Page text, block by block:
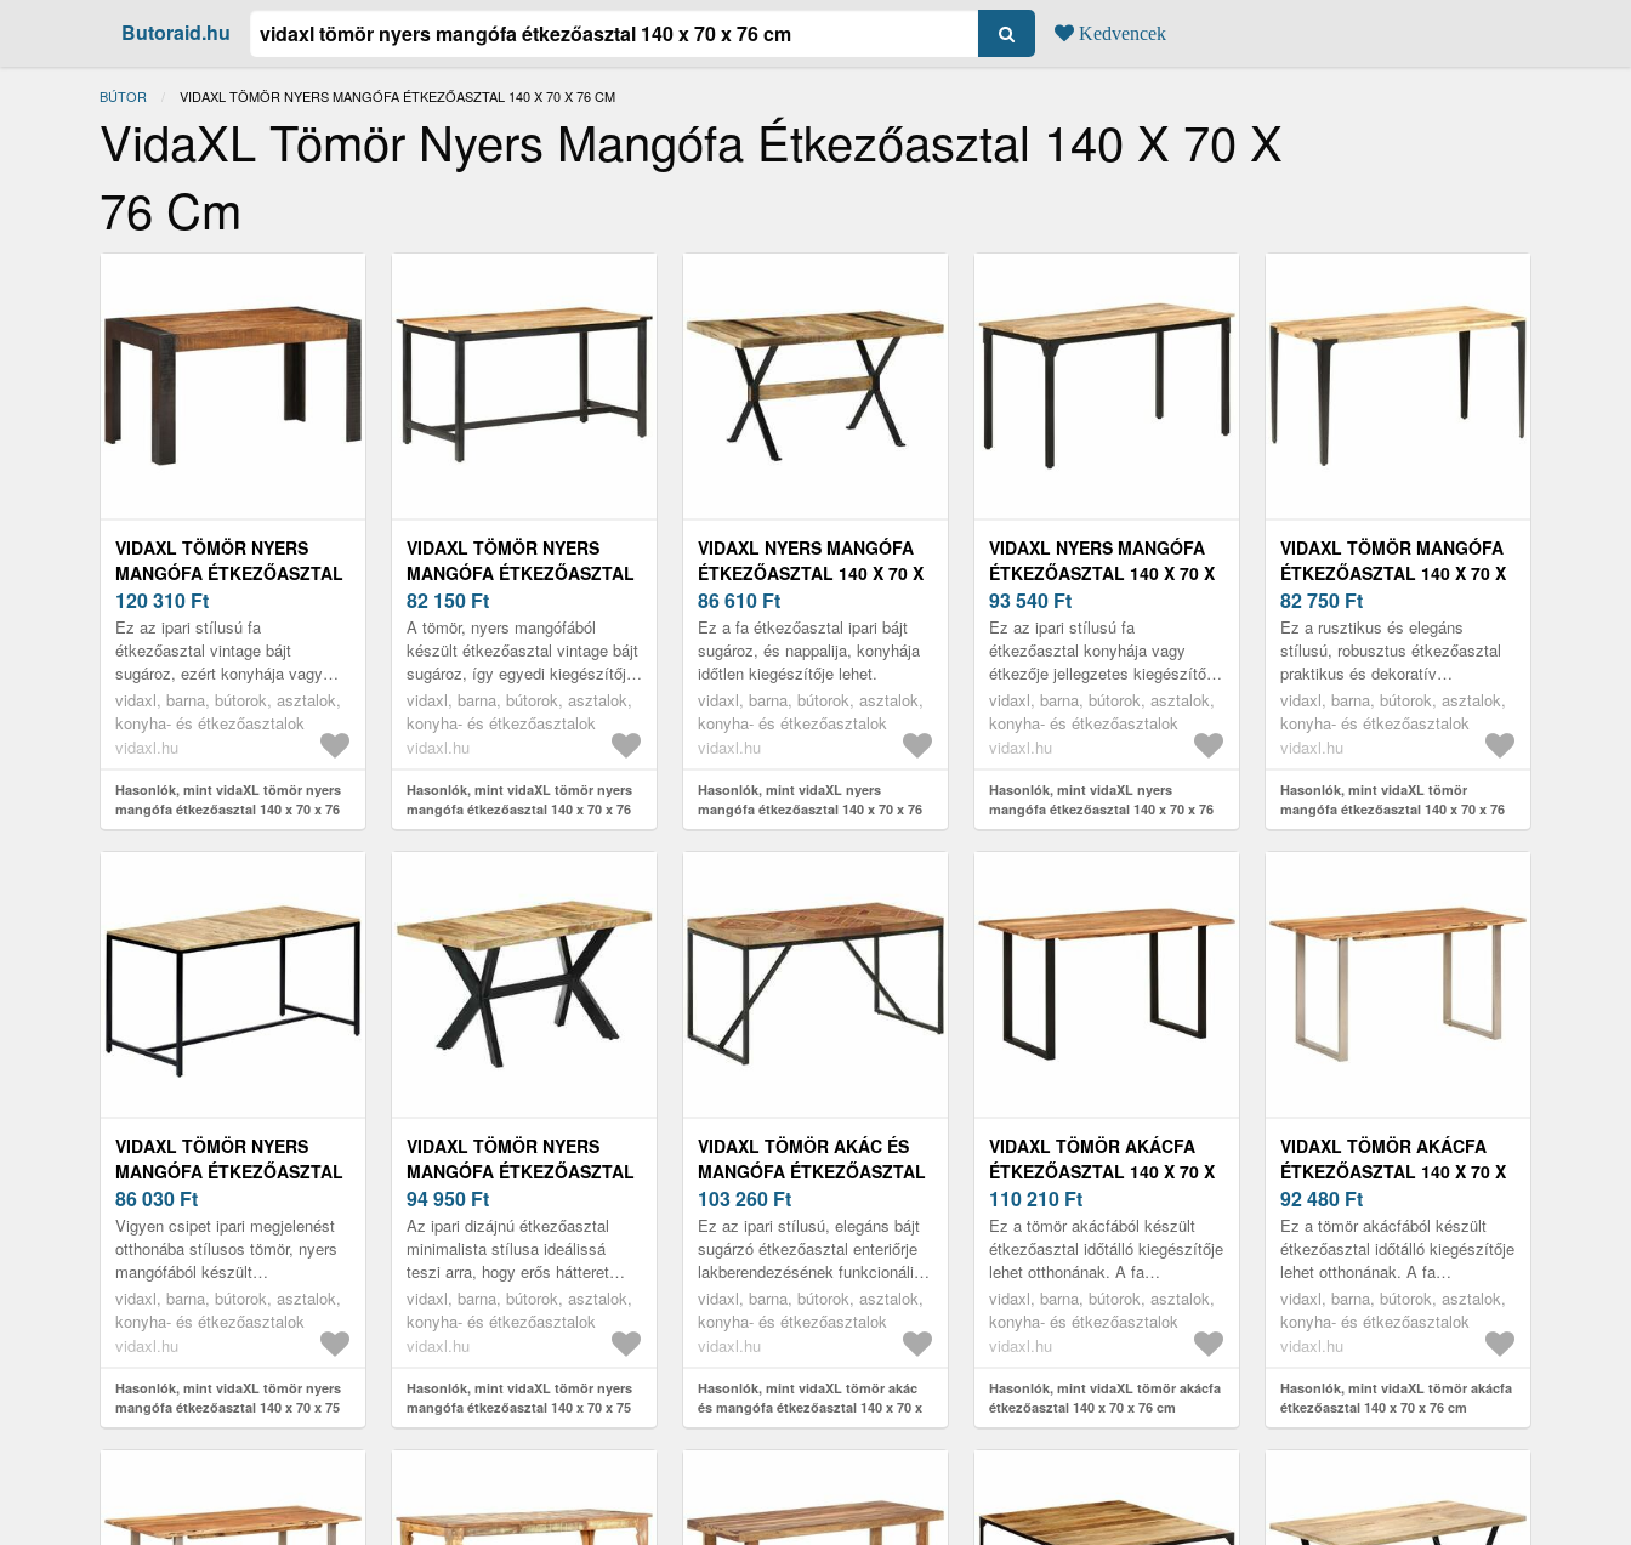
Butoraid.hu Kedvencek
BÚTOR JELENLEGI:
VIDAXL TÖMÖR NYERS MANGÓFA ÉTKEZŐASZTAL 140 X 70 X 76 CM
VidaXL Tömör Nyers Mangófa Étkezőasztal 140 X 70 X
76 Cm
VIDAXL TÖMÖR NYERS
MANGÓFA ÉTKEZŐASZTAL
140 X 70 X 76 CM
120 310 Ft
Ez az ipari stílusú fa
étkezőasztal vintage bájt
sugároz, ezért konyhája vagy
étkezője időtlen kiegészítője
lehet.
vidaxl, barna, bútorok, asztalok,
konyha- és étkezőasztalok
vidaxl.hu
Hasonlók, mint vidaXL tömör nyers
mangófa étkezőasztal 140 x 70 x 76
cm
VIDAXL TÖMÖR NYERS
MANGÓFA ÉTKEZŐASZTAL
140 X 70 X 76 CM
82 150 Ft
A tömör, nyers mangófából
készült étkezőasztal vintage bájt
sugároz, így egyedi kiegészítője
lesz otthonának.
vidaxl, barna, bútorok, asztalok,
konyha- és étkezőasztalok
vidaxl.hu
Hasonlók, mint vidaXL tömör nyers
mangófa étkezőasztal 140 x 70 x 76
cm
VIDAXL NYERS MANGÓFA
ÉTKEZŐASZTAL 140 X 70 X
76 CM
86 610 Ft
Ez a fa étkezőasztal ipari bájt
sugároz, és nappalija, konyhája
időtlen kiegészítője lehet.
vidaxl, barna, bútorok, asztalok,
konyha- és étkezőasztalok
vidaxl.hu
Hasonlók, mint vidaXL nyers
mangófa étkezőasztal 140 x 70 x 76
cm
VIDAXL NYERS MANGÓFA
ÉTKEZŐASZTAL 140 X 70 X
76 CM
93 540 Ft
Ez az ipari stílusú fa
étkezőasztal konyhája vagy
étkezője jellegzetes kiegészítője
lesz.
vidaxl, barna, bútorok, asztalok,
konyha- és étkezőasztalok
vidaxl.hu
Hasonlók, mint vidaXL nyers
mangófa étkezőasztal 140 x 70 x 76
cm
VIDAXL TÖMÖR MANGÓFA
ÉTKEZŐASZTAL 140 X 70 X
76 CM
82 750 Ft
Ez a rusztikus és elegáns
stílusú, robusztus étkezőasztal
praktikus és dekoratív
kiegészítője lesz otthonának.
vidaxl, barna, bútorok, asztalok,
konyha- és étkezőasztalok
vidaxl.hu
Hasonlók, mint vidaXL tömör
mangófa étkezőasztal 140 x 70 x 76
cm
VIDAXL TÖMÖR NYERS
MANGÓFA ÉTKEZŐASZTAL
140 X 70 X 75 CM
86 030 Ft
Vigyen csipet ipari megjelenést
otthonába stílusos tömör, nyers
mangófából készült
étkezőasztalunkkal! A szín- és
erezetbeli különbségek egyedi
kar...
vidaxl, barna, bútorok, asztalok,
konyha- és étkezőasztalok
vidaxl.hu
Hasonlók, mint vidaXL tömör nyers
mangófa étkezőasztal 140 x 70 x 75
cm
VIDAXL TÖMÖR NYERS
MANGÓFA ÉTKEZŐASZTAL
140 X 70 X 75 CM
94 950 Ft
Az ipari dizájnú étkezőasztal
minimalista stílusa ideálissá
teszi arra, hogy erős hátteret
biztosítson konyhájának vagy
étkezőjének. Ez a tömör man...
vidaxl, barna, bútorok, asztalok,
konyha- és étkezőasztalok
vidaxl.hu
Hasonlók, mint vidaXL tömör nyers
mangófa étkezőasztal 140 x 70 x 75
cm
VIDAXL TÖMÖR AKÁC ÉS
MANGÓFA ÉTKEZŐASZTAL
140 X 70 X 76 CM
103 260 Ft
Ez az ipari stílusú, elegáns bájt
sugárzó étkezőasztal enteriőrje
lakberendezésének funkcionális
és dekoratív kiegészítője lehet.
vidaxl, barna, bútorok, asztalok,
konyha- és étkezőasztalok
vidaxl.hu
Hasonlók, mint vidaXL tömör akác
és mangófa étkezőasztal 140 x 70 x
76 cm
VIDAXL TÖMÖR AKÁCFA
ÉTKEZŐASZTAL 140 X 70 X
76 CM
110 210 Ft
Ez a tömör akácfából készült
étkezőasztal időtálló kiegészítője
lehet otthonának. A fa
erezetében és színében található
eltérések miatt ez az aszta...
vidaxl, barna, bútorok, asztalok,
konyha- és étkezőasztalok
vidaxl.hu
Hasonlók, mint vidaXL tömör akácfa
étkezőasztal 140 x 70 x 76 cm
VIDAXL TÖMÖR AKÁCFA
ÉTKEZŐASZTAL 140 X 70 X
76 CM
92 480 Ft
Ez a tömör akácfából készült
étkezőasztal időtálló kiegészítője
lehet otthonának. A fa
erezetében és színében található
eltérések miatt ez az aszta...
vidaxl, barna, bútorok, asztalok,
konyha- és étkezőasztalok
vidaxl.hu
Hasonlók, mint vidaXL tömör akácfa
étkezőasztal 140 x 70 x 76 cm